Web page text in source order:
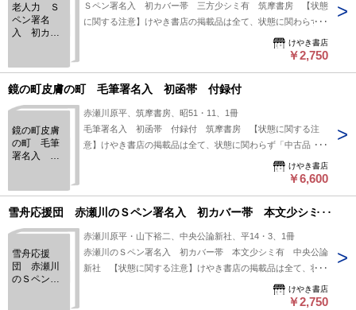
下さい。:
老人力 Ｓ
ペン署名
入 初カバ
Ｓペン署名入 初カバー帯 三方少シミ有 筑摩書房 【状態
に関する注意】けやき書店の掲載品は全て、状態に関わらず
「中古品（並）」と表示されています。「日本の古本屋」は６
段階の「状態」表記が必須となりましたが、当店の扱う商品の
状態欄の「中古品（並）」という表現は考慮にいれないで下さ
下さい。状態表記の無いものは特に問題なく良好とお考え下さ
い。:
けやき書店
￥2,750
鏡の町皮膚の町 毛筆署名入 初函帯 付録付
鏡の町皮膚
の町 毛筆
署名入 初
赤瀬川原平、筑摩書房、昭51・11、1冊
毛筆署名入 初函帯 付録付 筑摩書房 【状態に関する注
意】けやき書店の掲載品は全て、状態に関わらず「中古品
（並）」と表示されています。「日本の古本屋」は６段階の
「状態」表記が必須となりましたが、当店の扱う商品の特質
欄の「中古品（並）」という表現は考慮にいれないで下さい。
い。状態表記の無いものは特に問題なく良好とお考え下さ
い。:
けやき書店
￥6,600
雪舟応援団 赤瀬川のＳペン署名入 初カバー帯 本文少シミ有
雪舟応援
団 赤瀬川
のＳペン署
赤瀬川原平・山下裕二、中央公論新社、平14・3、1冊
赤瀬川のＳペン署名入 初カバー帯 本文少シミ有 中央公論
新社 【状態に関する注意】けやき書店の掲載品は全て、状態
に関わらず「中古品（並）」と表示されています。「日本の古
本屋」は６段階の「状態」表記が必須となりましたが、当店の
けやき書店
￥2,750